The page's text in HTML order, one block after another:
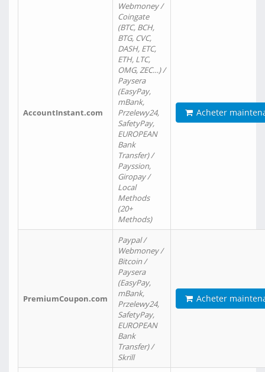
AccountInstant.com
Webmoney /
Coingate
(BTC, BCH,
BTG, CVC,
DASH, ETC,
ETH, LTC,
OMG, ZEC…) /
Paysera
(EasyPay,
mBank,
Przelewy24,
SafetyPay,
EUROPEAN
Bank
Transfer) /
Payssion,
Giropay /
Local
Methods
(20+
Methods)
Acheter
PremiumCoupon.com
Paypal /
Webmoney /
Bitcoin /
Paysera
(EasyPay,
mBank,
Przelewy24,
SafetyPay,
EUROPEAN
Bank
Transfer) /
Skrill
Acheter